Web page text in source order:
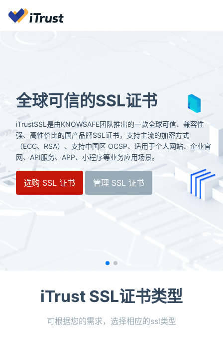
全球可信的SSL证书
iTrustSSL是由KNOWSAFE团队推出的一款全球可信、兼容性
强、高性价比的国产品牌SSL证书，支持主流的加密方式
（ECC、RSA）、支持中国区 OCSP、适用于个人网站、企业官
网、API服务、APP、小程序等业务应用场景。
选购 SSL 证书 管理 SSL 证书
iTrust SSL证书类型
可根据您的需求，选择相应的ssl类型